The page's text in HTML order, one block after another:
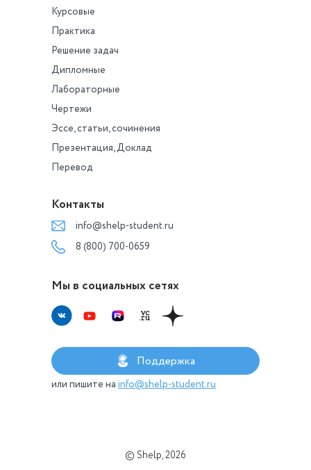
Курсовые
Практика
Решение задач
Дипломные
Лабораторные
Чертежи
Эссе, статьи, сочинения
Презентация, Доклад
Перевод
Контакты
info@shelp-student.ru
8 (800) 700-0659
Мы в социальных сетях
Поддержка
или пишите на info@shelp-student.ru
© Shelp, 2026